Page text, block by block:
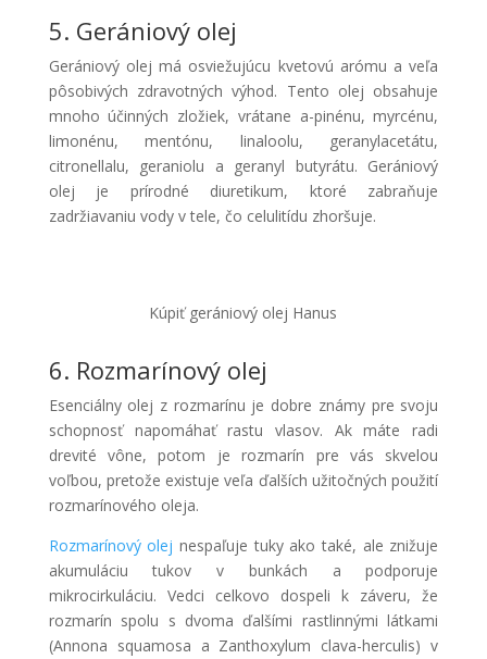
5. Gerániový olej
Gerániový olej má osviežujúcu kvetovú arómu a veľa
pôsobivých zdravotných výhod. Tento olej obsahuje
mnoho účinných zložiek, vrátane a-pinénu, myrcénu,
limonénu, mentónu, linaloolu, geranylacetátu,
citronellalu, geraniolu a geranyl butyrátu. Gerániový
olej je prírodné diuretikum, ktoré zabraňuje
zadržiavaniu vody v tele, čo celulitídu zhoršuje.
Kúpiť gerániový olej Hanus
6. Rozmarínový olej
Esenciálny olej z rozmarínu je dobre známy pre svoju
schopnosť napomáhať rastu vlasov. Ak máte radi
drevité vône, potom je rozmarín pre vás skvelou
voľbou, pretože existuje veľa ďalších užitočných použití
rozmarínového oleja.
Rozmarínový olej nespaľuje tuky ako také, ale znižuje
akumuláciu tukov v bunkách a podporuje
mikrocirkuláciu. Vedci celkovo dospeli k záveru, že
rozmarín spolu s dvoma ďalšími rastlinnými látkami
(Annona squamosa a Zanthoxylum clava-herculis) v